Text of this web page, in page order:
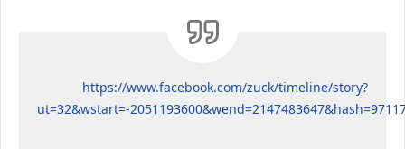
https://www.facebook.com/zuck/timeline/story?
ut=32&wstart=-